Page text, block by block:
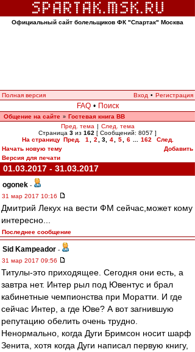
Официальный сайт болельщиков ФК "Спартак" Москва
Полная версия Вход • Регистрация
FAQ • Поиск
Общение на сайте » Гостевая книга ВВ
Пред. тема | След. тема
Страница 3 из 162 [ Сообщений: 8057 ]
На страницу Пред. 1 2 3, 4 5 6 162
След.
Начать новую тему
Добавить
Версия для печати
01.03.2017 - 31.03.2017
ogonek -
31 мар 2017 10:16
Дмитрий Лекух на вести ФМ сейчас,может кому
интересно...
Последнее сообщение
Sid Kampeador -
31 мар 2017 09:56
Титулы-это приходящее. Сегодня они есть, а
завтра нет. Интер рыл под Ювентус и брал
кабинетные чемпионства при Моратти. И где
сейчас Интер, а где Юве? А вот загнившую
репутацию обелить очень трудно.
Ненормально, когда Дуги Бримсон носит шарф
Зенита, хотя когда Дуги написал первую книгу,